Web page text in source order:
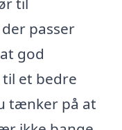
passer
god
et bedre
tænker på at